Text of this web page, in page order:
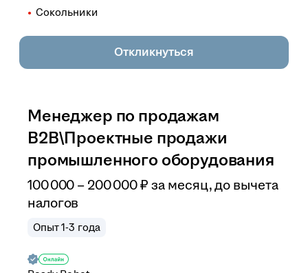
Сокольники
Откликнуться
Менеджер по продажам
B2B\Проектные продажи
промышленного оборудования
100 000 – 200 000₽ за месяц,до вычета
налогов
Опыт 1-3 года